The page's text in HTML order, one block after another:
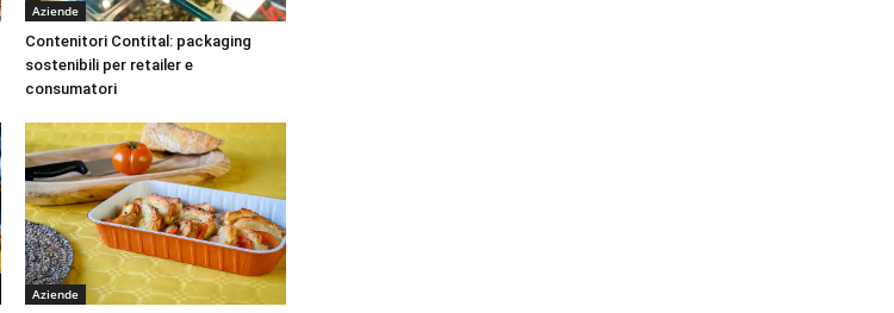
Aziende
Contenitori Contital: packaging
sostenibili per retailer e
consumatori
Aziende